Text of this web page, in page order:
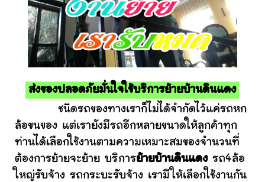
ส่งของปลอดภัยมั่นใจใช้บริการย้ายบ้านดินแดง
ชนิดรถของทางเราก็ไม่ได้จำกัดไว้แค่รถหก
ล้อขนของ แต่เรายังมีรถอีกหลายขนาดให้ลูกค้าทุก
ท่านได้เลือกใช้งานตามความเหมาะสมของจำนวนที่
ต้องการย้ายจะย้าย บริการย้ายบ้านดินแดงรถ4ล้อ
ใหญ่รับจ้าง รถกระบะรับจ้าง เรามีให้เลือกใช้งานกัน